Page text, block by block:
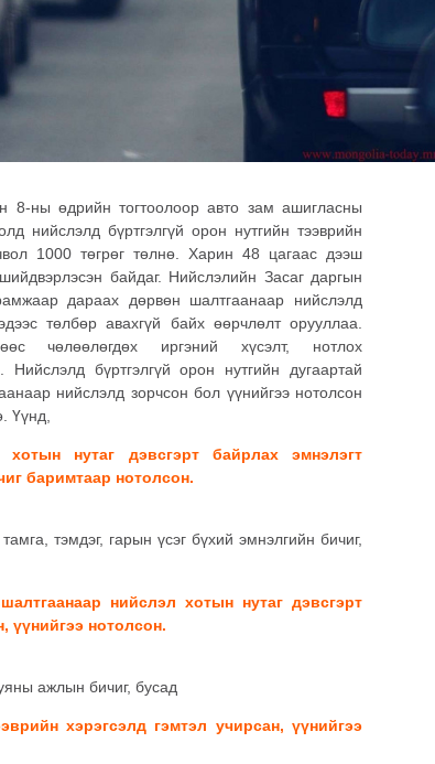
ны өдрийн тогтоолоор авто зам ашигласны
нийслэлд бүртгэлгүй орон нутгийн тээврийн
1000 төгрөг төлнө. Харин 48 цагаас дээш
байдаг. Нийслэлийн Засаг даргын
дараах дөрвөн шалтгаанаар нийслэлд
төлбөр авахгүй байх өөрчлөлт орууллаа.
чөлөөлөгдөх иргэний хүсэлт, нотлох
Нийслэлд бүртгэлгүй орон нутгийн дугаартай
нийслэлд зорчсон бол үүнийгээ нотолсон
Үүнд,
нутаг дэвсгэрт байрлах эмнэлэгт
баримтаар нотолсон.
тэмдэг, гарын үсэг бүхий эмнэлгийн бичиг,
нийслэл хотын нутаг дэвсгэрт
үүнийгээ нотолсон.
ажлын бичиг, бусад
хэрэгсэлд гэмтэл учирсан, үүнийгээ